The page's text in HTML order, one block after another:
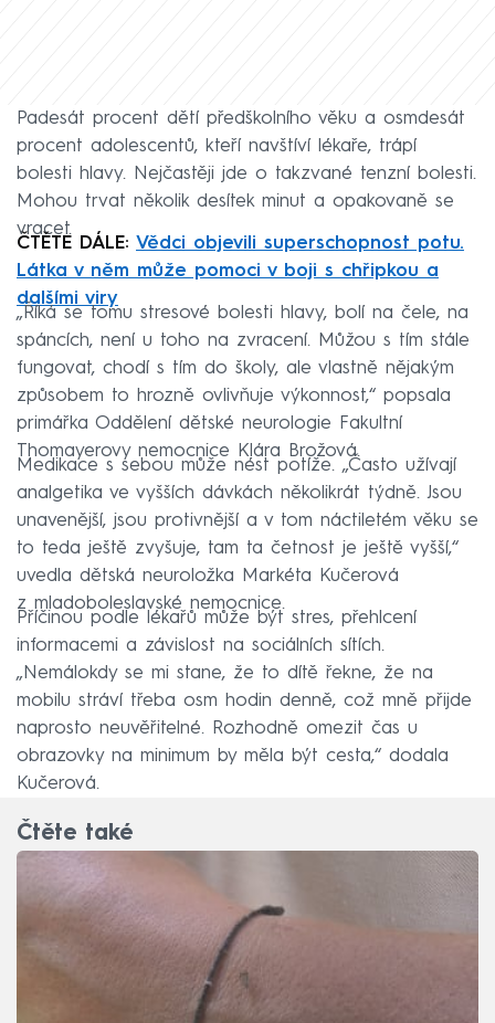
Padesát procent dětí předškolního věku a osmdesát
procent adolescentů, kteří navštíví lékaře, trápí
bolesti hlavy. Nejčastěji jde o takzvané tenzní bolesti.
Mohou trvat několik desítek minut a opakovaně se
vracet.
ČTĚTE DÁLE: Vědci objevili superschopnost potu.
Látka v něm může pomoci v boji s chřipkou a
dalšími viry
„Říká se tomu stresové bolesti hlavy, bolí na čele, na
spáncích, není u toho na zvracení. Můžou s tím stále
fungovat, chodí s tím do školy, ale vlastně nějakým
způsobem to hrozně ovlivňuje výkonnost,“ popsala
primářka Oddělení dětské neurologie Fakultní
Thomayerovy nemocnice Klára Brožová.
Medikace s sebou může nést potíže. „Často užívají
analgetika ve vyšších dávkách několikrát týdně. Jsou
unavenější, jsou protivnější a v tom náctiletém věku se
to teda ještě zvyšuje, tam ta četnost je ještě vyšší,“
uvedla dětská neuroložka Markéta Kučerová
z mladoboleslavské nemocnice.
Příčinou podle lékařů může být stres, přehlcení
informacemi a závislost na sociálních sítích.
„Nemálokdy se mi stane, že to dítě řekne, že na
mobilu stráví třeba osm hodin denně, což mně přijde
naprosto neuvěřitelné. Rozhodně omezit čas u
obrazovky na minimum by měla být cesta,“ dodala
Kučerová.
Čtěte také